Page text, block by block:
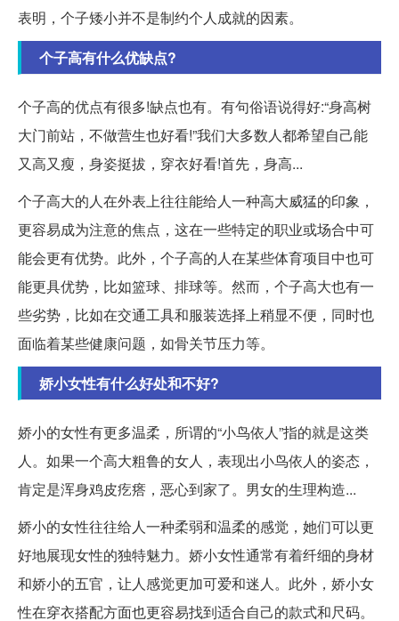
表明，个子矮小并不是制约个人成就的因素。
个子高有什么优缺点?
个子高的优点有很多!缺点也有。有句俗语说得好:“身高树
大门前站，不做营生也好看!”我们大多数人都希望自己能
又高又瘦，身姿挺拔，穿衣好看!首先，身高...
个子高大的人在外表上往往能给人一种高大威猛的印象，
更容易成为注意的焦点，这在一些特定的职业或场合中可
能会更有优势。此外，个子高的人在某些体育项目中也可
能更具优势，比如篮球、排球等。然而，个子高大也有一
些劣势，比如在交通工具和服装选择上稍显不便，同时也
面临着某些健康问题，如骨关节压力等。
娇小女性有什么好处和不好?
娇小的女性有更多温柔，所谓的“小鸟依人”指的就是这类
人。如果一个高大粗鲁的女人，表现出小鸟依人的姿态，
肯定是浑身鸡皮疙瘩，恶心到家了。男女的生理构造...
娇小的女性往往给人一种柔弱和温柔的感觉，她们可以更
好地展现女性的独特魅力。娇小女性通常有着纤细的身材
和娇小的五官，让人感觉更加可爱和迷人。此外，娇小女
性在穿衣搭配方面也更容易找到适合自己的款式和尺码。